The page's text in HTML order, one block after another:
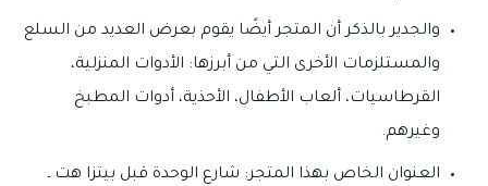
والجدير بالذكر أن المتجر أيضًا يقوم بعرض العديد من السلع
والمستلزمات الأخرى التي من أبرزها: الأدوات المنزلية،
القرطاسيات، ألعاب الأطفال، الأحذية، أدوات المطبخ
وغيرهم.
العنوان الخاص بهذا المتجر: شارع الوحدة قبل بيتزا هت ـ